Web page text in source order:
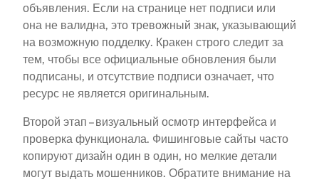
объявления. Если на странице нет подписи или
она не валидна, это тревожный знак, указывающий
на возможную подделку. Кракен строго следит за
тем, чтобы все официальные обновления были
подписаны, и отсутствие подписи означает, что
ресурс не является оригинальным.
Второй этап – визуальный осмотр интерфейса и
проверка функционала. Фишинговые сайты часто
копируют дизайн один в один, но мелкие детали
могут выдать мошенников. Обратите внимание на